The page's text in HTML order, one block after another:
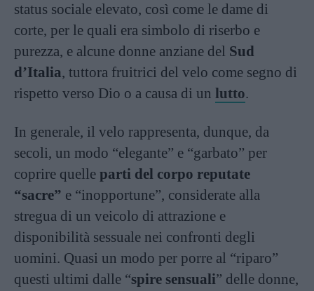
status sociale elevato, così come le dame di
corte, per le quali era simbolo di riserbo e
purezza, e alcune donne anziane del Sud
d’Italia, tuttora fruitrici del velo come segno di
rispetto verso Dio o a causa di un lutto.
In generale, il velo rappresenta, dunque, da
secoli, un modo “elegante” e “garbato” per
coprire quelle parti del corpo reputate
“sacre” e “inopportune”, considerate alla
stregua di un veicolo di attrazione e
disponibilità sessuale nei confronti degli
uomini. Quasi un modo per porre al “riparo”
questi ultimi dalle “spire sensuali” delle donne,